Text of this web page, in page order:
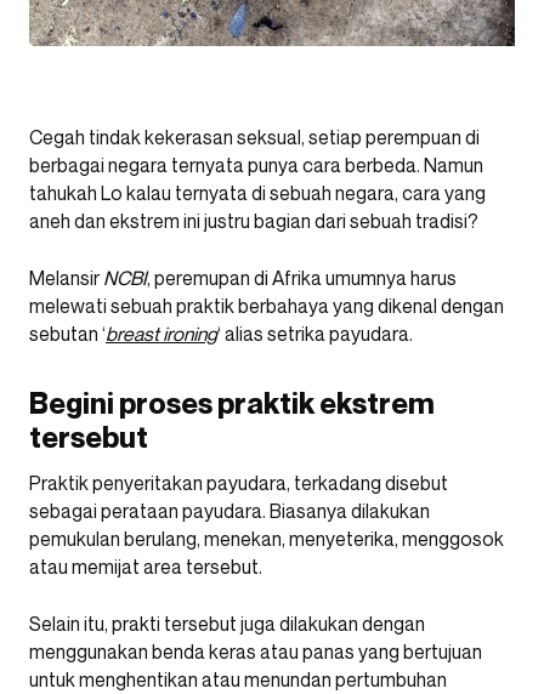
Cegah tindak kekerasan seksual, setiap perempuan di
berbagai negara ternyata punya cara berbeda. Namun
tahukah Lo kalau ternyata di sebuah negara, cara yang
aneh dan ekstrem ini justru bagian dari sebuah tradisi?
Melansir NCBI, peremupan di Afrika umumnya harus
melewati sebuah praktik berbahaya yang dikenal dengan
sebutan ‘breast ironing‘ alias setrika payudara.
Begini proses praktik ekstrem
tersebut
Praktik penyeritakan payudara, terkadang disebut
sebagai perataan payudara. Biasanya dilakukan
pemukulan berulang, menekan, menyeterika, menggosok
atau memijat area tersebut.
Selain itu, prakti tersebut juga dilakukan dengan
menggunakan benda keras atau panas yang bertujuan
untuk menghentikan atau menundan pertumbuhan